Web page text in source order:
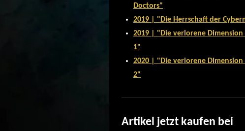
Doctors"
2019 | "Die Herrschaft der
2019 | "Die verlorene Dimension
1"
2020 | "Die verlorene Dimension
2"
Artikel jetzt kaufen bei